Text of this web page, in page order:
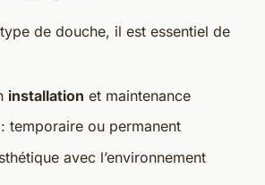
de douche, il est essentiel de
installation et maintenance
: temporaire ou permanent
avec l’environnement